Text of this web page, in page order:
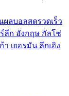
ผลบอลสดรวดเร็ว
ลีก อังกฤษ กัลโช่
า เยอรมัน ลีกเอิง